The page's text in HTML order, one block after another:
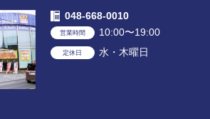
048-668-0010
営業時間 10:00〜19:00
定休日 水・木曜日